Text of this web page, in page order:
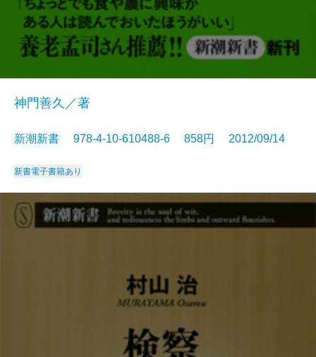
神門善久／著
新潮新書 978-4-10-610488-6 858円 2012/09/14
新書電子書籍あり